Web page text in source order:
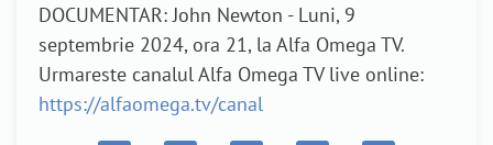
DOCUMENTAR: John Newton - Luni, 9
septembrie 2024, ora 21, la Alfa Omega TV.
Urmareste canalul Alfa Omega TV live online:
https://alfaomega.tv/canal